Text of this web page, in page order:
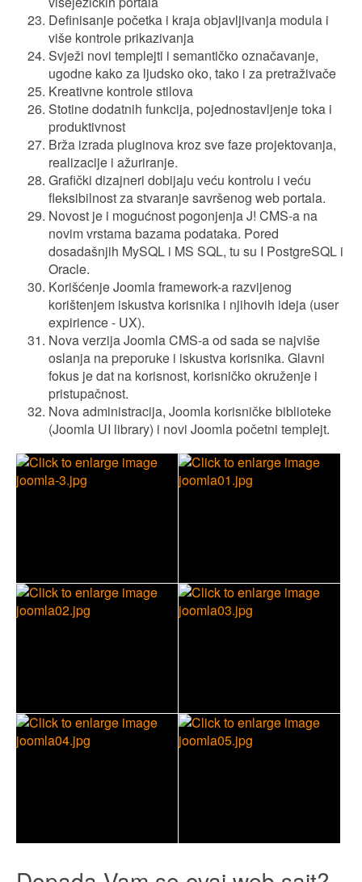
Definisanje početka i kraja objavljivanja modula i
više kontrole prikazivanja
Svježi novi templejti i semantičko označavanje,
ugodne kako za ljudsko oko, tako i za pretraživače
Kreativne kontrole stilova
Stotine dodatnih funkcija, pojednostavljenje toka i
produktivnost
Brža izrada pluginova kroz sve faze projektovanja,
realizacije i ažuriranje.
Grafički dizajneri dobijaju veću kontrolu i veću
fleksibilnost za stvaranje savršenog web portala.
Novost je i mogućnost pogonjenja J! CMS-a na
novim vrstama bazama podataka. Pored
dosadašnjih MySQL i MS SQL, tu su I PostgreSQL i
Oracle.
Korišćenje Joomla framework-a razvijenog
korištenjem iskustva korisnika i njihovih ideja (user
expirience - UX).
Nova verzija Joomla CMS-a od sada se najviše
oslanja na preporuke i iskustva korisnika. Glavni
fokus je dat na korisnost, korisničko okruženje i
pristupačnost.
Nova administracija, Joomla korisničke biblioteke
(Joomla UI library) i novi Joomla početni templejt.